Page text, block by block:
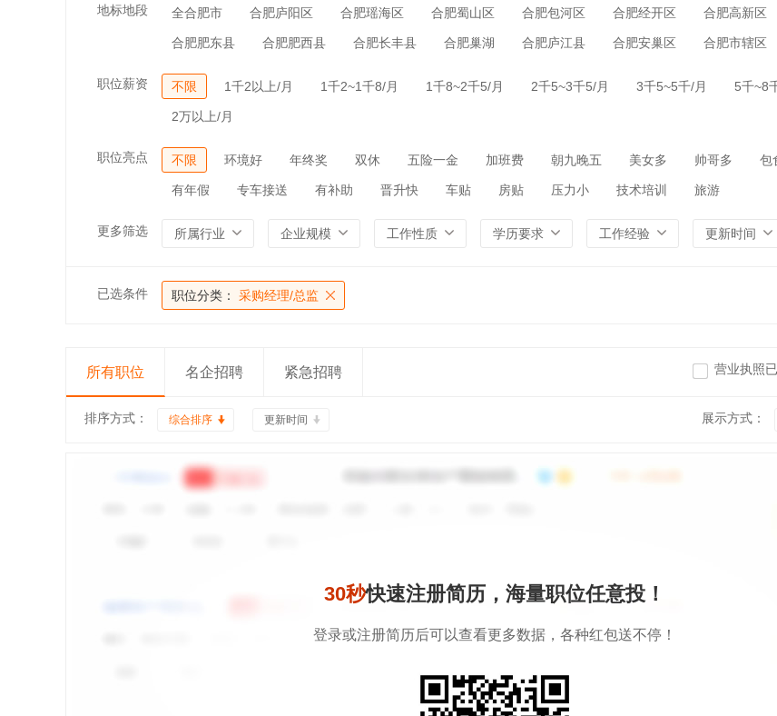
地标地段 全合肥市 合肥庐阳区 合肥瑶海区 合肥蜀山区 合肥包河区 合肥经开区 合肥高新区
合肥肥东县 合肥肥西县 合肥长丰县 合肥巢湖 合肥庐江县 合肥安巢区 合肥市辖区
职位薪资 不限 1千2以上/月 1千2~1千8/月 1千8~2千5/月 2千5~3千5/月 3千5~5千/月 5千~8
2万以上/月
职位亮点 不限 环境好 年终奖 双休 五险一金 加班费 朝九晚五 美女多 帅哥多 包
有年假 专车接送 有补助 晋升快 车贴 房贴 压力小 技术培训 旅游
更多筛选 所属行业 企业规模 工作性质 学历要求 工作经验 更新时间
已选条件 职位分类： 采购经理/总监
所有职位 名企招聘 紧急招聘 营业执照
排序方式： 综合排序 更新时间 展示方式：
30秒快速注册简历，海量职位任意投！
登录或注册简历后可以查看更多数据，各种红包送不停！